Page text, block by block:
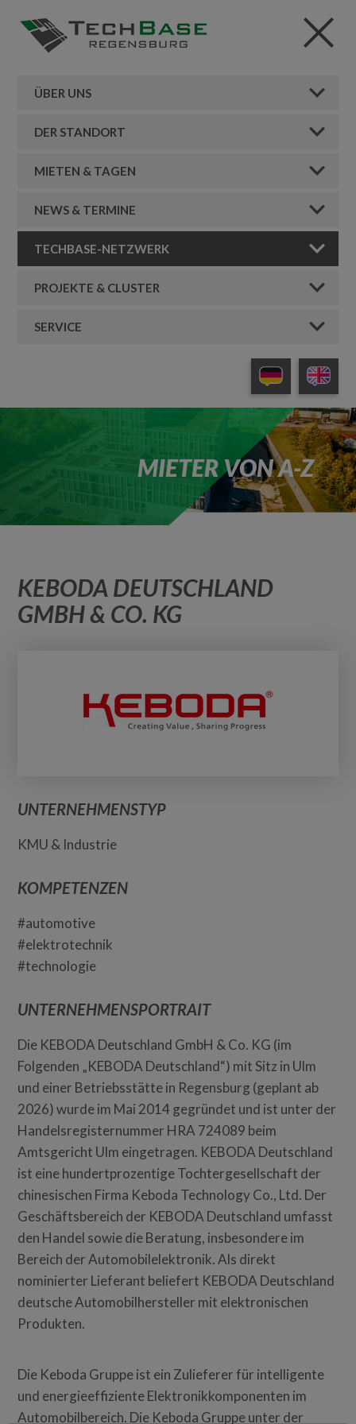
ÜBER UNS
DER STANDORT
MIETEN & TAGEN
NEWS & TERMINE
TECHBASE-NETZWERK
PROJEKTE & CLUSTER
SERVICE
MIETER VON A-Z
KEBODA DEUTSCHLAND
GMBH & CO. KG
UNTERNEHMENSTYP
KMU & Industrie
KOMPETENZEN
#automotive
#elektrotechnik
#technologie
UNTERNEHMENSPORTRAIT
Die KEBODA Deutschland GmbH & Co. KG (im
Folgenden „KEBODA Deutschland“) mit Sitz in Ulm
und einer Betriebsstätte in Regensburg (geplant ab
2026) wurde im Mai 2014 gegründet und ist unter der
Handelsregisternummer HRA 724089 beim
Amtsgericht Ulm eingetragen. KEBODA Deutschland
ist eine hundertprozentige Tochtergesellschaft der
chinesischen Firma Keboda Technology Co., Ltd. Der
Geschäftsbereich der KEBODA Deutschland umfasst
den Handel sowie die Beratung, insbesondere im
Bereich der Automobilelektronik. Als direkt
nominierter Lieferant beliefert KEBODA Deutschland
deutsche Automobilhersteller mit elektronischen
Produkten.
Die Keboda Gruppe ist ein Zulieferer für intelligente
und energieeffiziente Elektronikkomponenten im
Automobilbereich. Die Keboda Gruppe unter der